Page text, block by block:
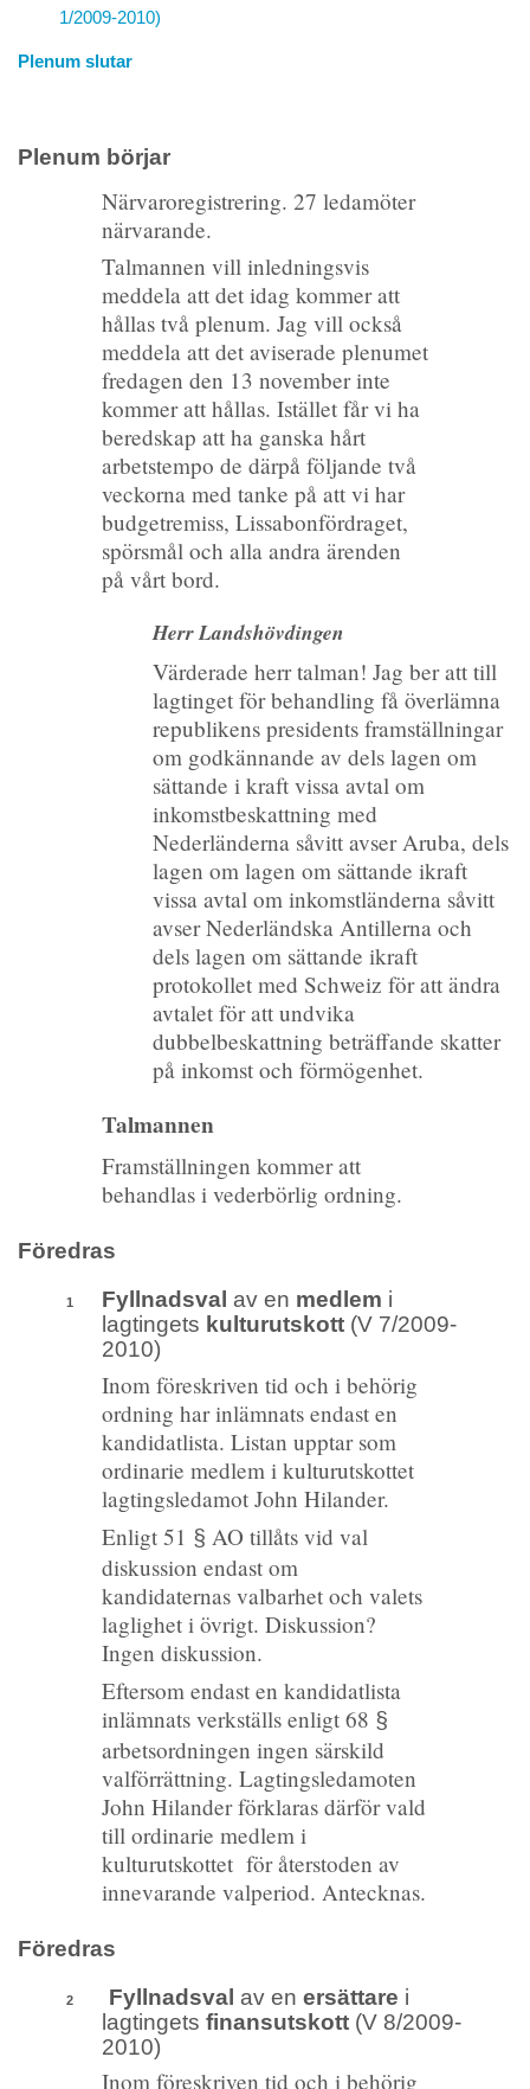
1/2009-2010)
Plenum slutar
Plenum börjar
Närvaroregistrering. 27 ledamöter
närvarande.
Talmannen vill inledningsvis
meddela att det idag kommer att
hållas två plenum. Jag vill också
meddela att det aviserade plenumet
fredagen den 13 november inte
kommer att hållas. Istället får vi ha
beredskap att ha ganska hårt
arbetstempo de därpå följande två
veckorna med tanke på att vi har
budgetremiss, Lissabonfördraget,
spörsmål och alla andra ärenden
på vårt bord.
Herr Landshövdingen
Värderade herr talman! Jag ber att till
lagtinget för behandling få överlämna
republikens presidents framställningar
om godkännande av dels lagen om
sättande i kraft vissa avtal om
inkomstbeskattning med
Nederländerna såvitt avser Aruba, dels
lagen om lagen om sättande ikraft
vissa avtal om inkomstländerna såvitt
avser Nederländska Antillerna och
dels lagen om sättande ikraft
protokollet med Schweiz för att ändra
avtalet för att undvika
dubbelbeskattning beträffande skatter
på inkomst och förmögenhet.
Talmannen
Framställningen kommer att
behandlas i vederbörlig ordning.
Föredras
1 Fyllnadsval av en medlem i
lagtingets kulturutskott(V 7/2009-
2010)
Inom föreskriven tid och i behörig
ordning har inlämnats endast en
kandidatlista. Listan upptar som
ordinarie medlem i kulturutskottet
lagtingsledamot John Hilander.
Enligt 51 § AO tillåts vid val
diskussion endast om
kandidaternas valbarhet och valets
laglighet i övrigt. Diskussion?
Ingen diskussion.
Eftersom endast en kandidatlista
inlämnats verkställs enligt 68 §
arbetsordningen ingen särskild
valförrättning. Lagtingsledamoten
John Hilander förklaras därför vald
till ordinarie medlem i
kulturutskottet för återstoden av
innevarande valperiod. Antecknas.
Föredras
2Fyllnadsval av en ersättare i
lagtingets finansutskott(V 8/2009-
2010)
Inom föreskriven tid och i behörig